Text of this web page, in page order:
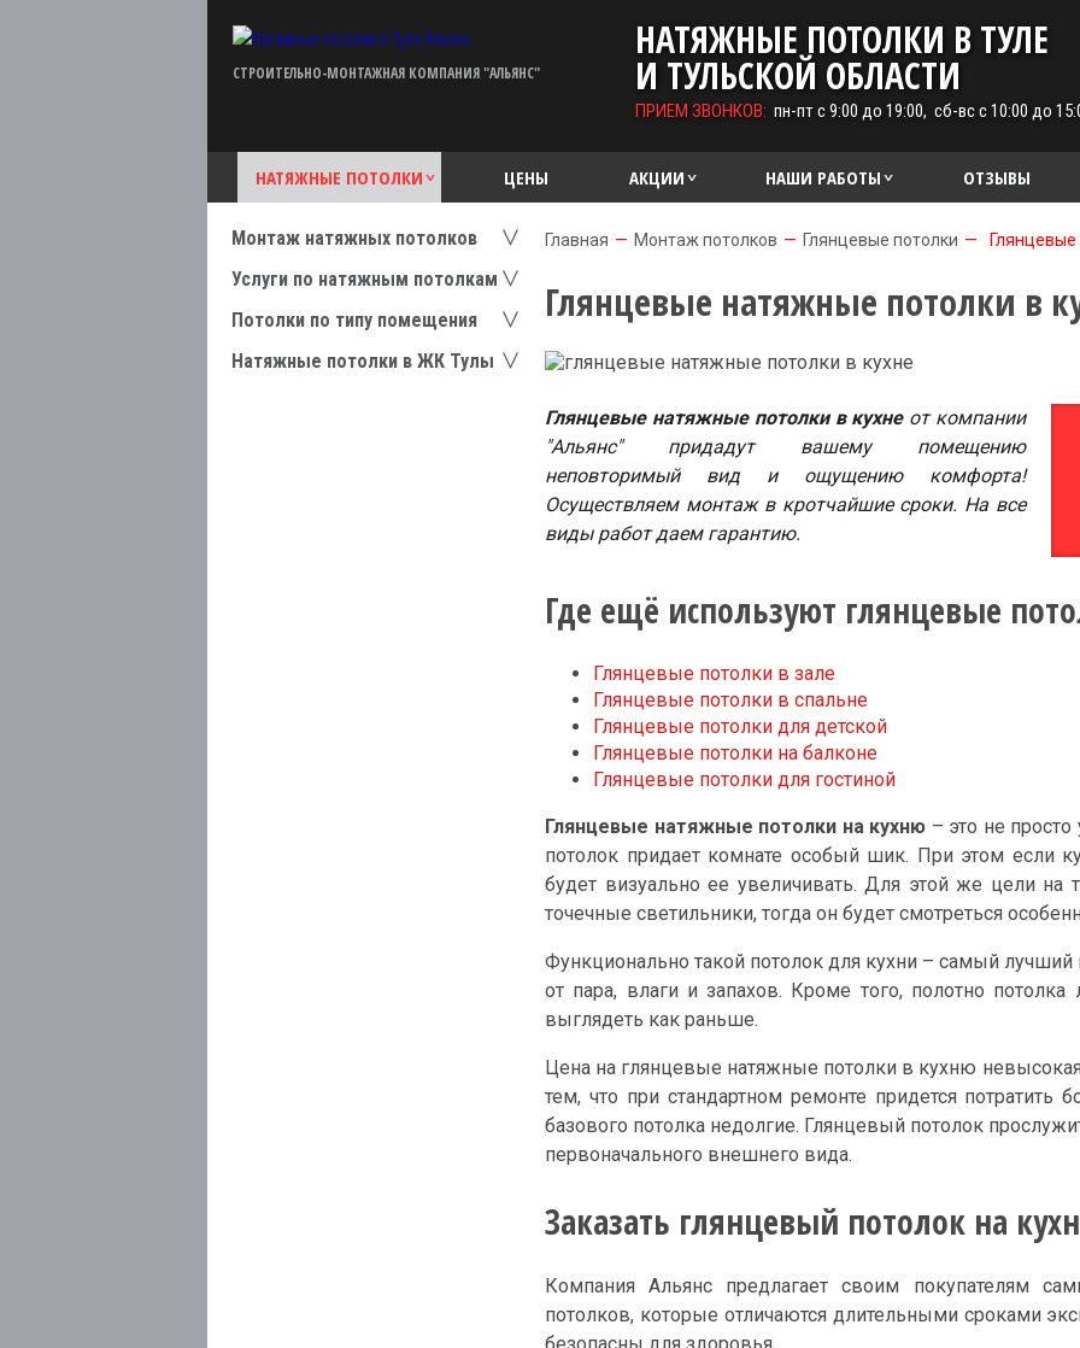
СТРОИТЕЛЬНО-МОНТАЖНАЯ КОМПАНИЯ "АЛЬЯНС"
НАТЯЖНЫЕ ПОТОЛКИ В ТУЛЕ
И ТУЛЬСКОЙ ОБЛАСТИ
ПРИЕМ ЗВОНКОВ: пн-пт с 9:00 до 19:00, сб-вс с 10:00 до
НАТЯЖНЫЕ ПОТОЛКИ ЦЕНЫ АКЦИИ НАШИ РАБОТЫ ОТЗЫВЫ
Монтаж натяжных потолков
Услуги по натяжным потолкам
Потолки по типу помещения
Натяжные потолки в ЖК Тулы
Главная — Монтаж потолков — Глянцевые потолки — Глянцевые
Глянцевые натяжные потолки в
Глянцевые натяжные потолки в кухнеот компании
"Альянс" придадут вашему помещению
неповторимый вид и ощущению комфорта!
Осуществляем монтаж в кротчайшие сроки. На все
виды работ даем гарантию.
Где ещё используют глянцевые
Глянцевые потолки в зале
Глянцевые потолки в спальне
Глянцевые потолки для детской
Глянцевые потолки на балконе
Глянцевые потолки для гостиной
Глянцевые натяжные потолки на кухню – это не
потолок придает комнате особый шик. При этом если
будет визуально ее увеличивать. Для этой же цели на
точечные светильники, тогда он будет смотреться
Функционально такой потолок для кухни – самый лучший
от пара, влаги и запахов. Кроме того, полотно
выглядеть как раньше.
Цена на глянцевые натяжные потолки в кухню
тем, что при стандартном ремонте придется потратить
базового потолка недолгие. Глянцевый потолок
первоначального внешнего вида.
Заказать глянцевый потолок на
Компания Альянс предлагает своим покупателям
потолков, которые отличаются длительными сроками